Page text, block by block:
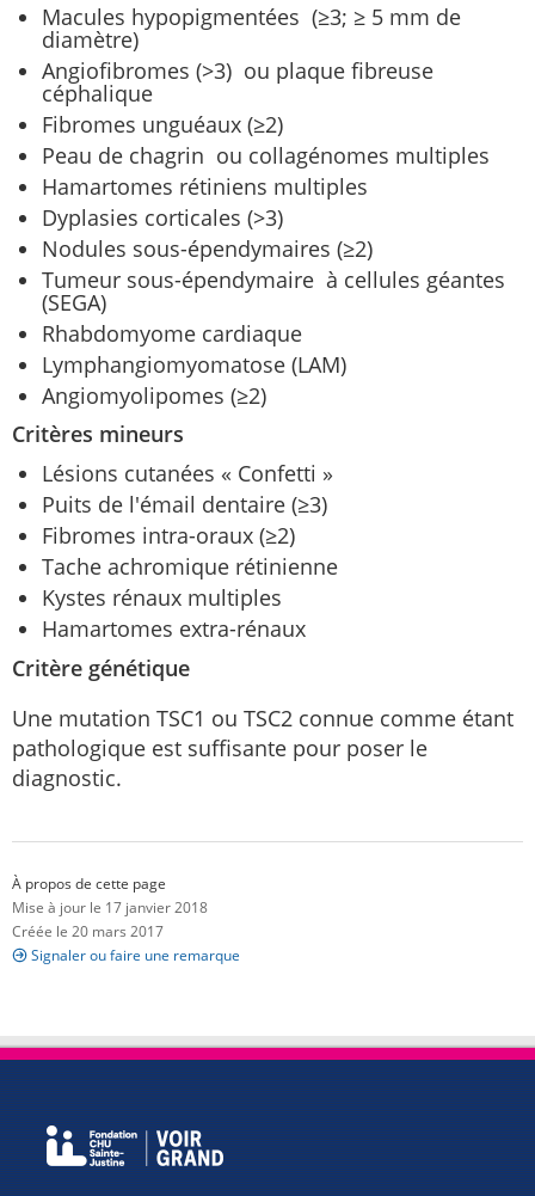
Macules hypopigmentées (≥3; ≥ 5 mm de
diamètre)
Angiofibromes (>3) ou plaque fibreuse
céphalique
Fibromes unguéaux (≥2)
Peau de chagrin ou collagénomes multiples
Hamartomes rétiniens multiples
Dyplasies corticales (>3)
Nodules sous-épendymaires (≥2)
Tumeur sous-épendymaire à cellules géantes
(SEGA)
Rhabdomyome cardiaque
Lymphangiomyomatose (LAM)
Angiomyolipomes (≥2)
Critères mineurs
Lésions cutanées « Confetti »
Puits de l'émail dentaire (≥3)
Fibromes intra-oraux (≥2)
Tache achromique rétinienne
Kystes rénaux multiples
Hamartomes extra-rénaux
Critère génétique
Une mutation TSC1 ou TSC2 connue comme étant
pathologique est suffisante pour poser le
diagnostic.
À propos de cette page
Mise à jour le 17 janvier 2018
Créée le 20 mars 2017
Signaler ou faire une remarque